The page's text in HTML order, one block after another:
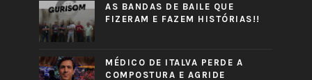
AS BANDAS DE BAILE QUE
FIZERAM E FAZEM HISTÓRIAS!!
MÉDICO DE ITALVA PERDE A
COMPOSTURA E AGRIDE